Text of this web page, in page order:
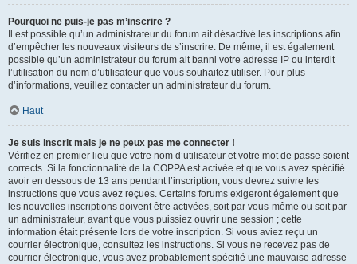
Pourquoi ne puis-je pas m’inscrire ?
Il est possible qu’un administrateur du forum ait désactivé les inscriptions afin
d’empêcher les nouveaux visiteurs de s’inscrire. De même, il est également
possible qu’un administrateur du forum ait banni votre adresse IP ou interdit
l’utilisation du nom d’utilisateur que vous souhaitez utiliser. Pour plus
d’informations, veuillez contacter un administrateur du forum.
Haut
Je suis inscrit mais je ne peux pas me connecter !
Vérifiez en premier lieu que votre nom d’utilisateur et votre mot de passe soient
corrects. Si la fonctionnalité de la COPPA est activée et que vous avez spécifié
avoir en dessous de 13 ans pendant l’inscription, vous devrez suivre les
instructions que vous avez reçues. Certains forums exigeront également que
les nouvelles inscriptions doivent être activées, soit par vous-même ou soit par
un administrateur, avant que vous puissiez ouvrir une session ; cette
information était présente lors de votre inscription. Si vous aviez reçu un
courrier électronique, consultez les instructions. Si vous ne recevez pas de
courrier électronique, vous avez probablement spécifié une mauvaise adresse